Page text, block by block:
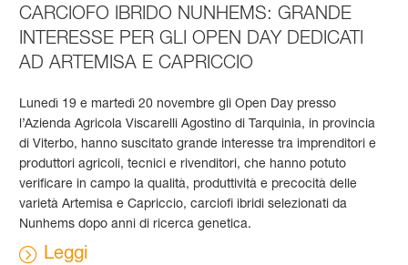
CARCIOFO IBRIDO NUNHEMS: GRANDE
INTERESSE PER GLI OPEN DAY DEDICATI
AD ARTEMISA E CAPRICCIO
Lunedì 19 e martedì 20 novembre gli Open Day presso
l’Azienda Agricola Viscarelli Agostino di Tarquinia, in provincia
di Viterbo, hanno suscitato grande interesse tra imprenditori e
produttori agricoli, tecnici e rivenditori, che hanno potuto
verificare in campo la qualità, produttività e precocità delle
varietà Artemisa e Capriccio, carciofi ibridi selezionati da
Nunhems dopo anni di ricerca genetica.
Leggi